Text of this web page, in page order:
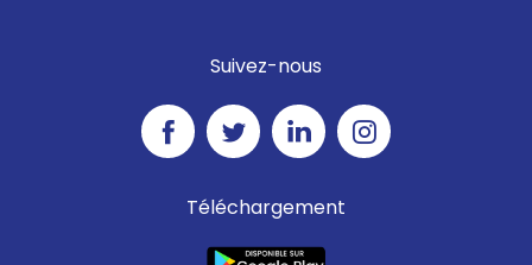
Suivez-nous
Téléchargement